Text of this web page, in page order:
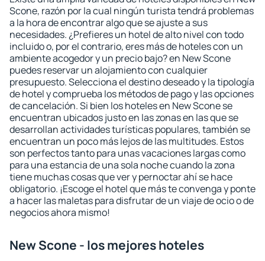
Scone, razón por la cual ningún turista tendrá problemas
a la hora de encontrar algo que se ajuste a sus
necesidades. ¿Prefieres un hotel de alto nivel con todo
incluido o, por el contrario, eres más de hoteles con un
ambiente acogedor y un precio bajo? en New Scone
puedes reservar un alojamiento con cualquier
presupuesto. Selecciona el destino deseado y la tipología
de hotel y comprueba los métodos de pago y las opciones
de cancelación. Si bien los hoteles en New Scone se
encuentran ubicados justo en las zonas en las que se
desarrollan actividades turísticas populares, también se
encuentran un poco más lejos de las multitudes. Estos
son perfectos tanto para unas vacaciones largas como
para una estancia de una sola noche cuando la zona
tiene muchas cosas que ver y pernoctar ahí se hace
obligatorio. ¡Escoge el hotel que más te convenga y ponte
a hacer las maletas para disfrutar de un viaje de ocio o de
negocios ahora mismo!
New Scone - los mejores hoteles